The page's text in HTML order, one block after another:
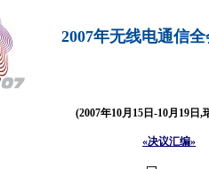
2007年无线电通信
(2007年10月15日-10月19日,
«决议汇编»